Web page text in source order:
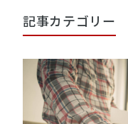
記事カテゴリー